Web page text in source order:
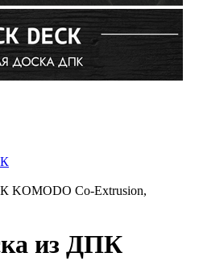
KOMODO Co-Extrusion,
из ДПК